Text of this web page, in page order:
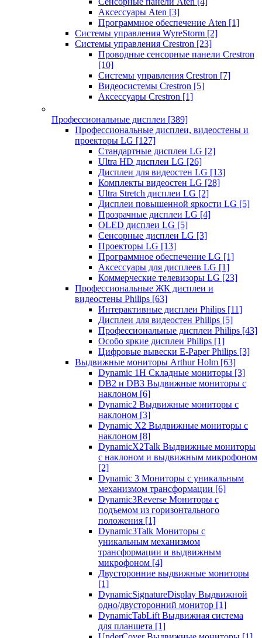
Аксессуары Aten [3]
Программное обеспечение Aten [1]
Системы управления WyreStorm [2]
Системы управления Crestron [23]
Проводные сенсорные панели Crestron
[10]
Системы управления Crestron [7]
Видеосистемы Crestron [5]
Аксессуары Crestron [1]
Профессиональные дисплеи [389]
Профессиональные дисплеи, видеостены и
проекторы LG [127]
Стандартные дисплеи LG [2]
Ultra HD дисплеи LG [26]
Дисплеи для видеостен LG [13]
Комплекты видеостен LG [28]
Ultra Stretch дисплеи LG [2]
Дисплеи повышенной яркости LG [5]
Прозрачные дисплеи LG [4]
OLED дисплеи LG [5]
Сенсорные дисплеи LG [3]
Проекторы LG [13]
Программное обеспечение LG [1]
Аксессуары для дисплеев LG [1]
Коммерческие телевизоры LG [23]
Профессиональные ЖК дисплеи и
видеостены Philips [63]
Интерактивные дисплеи Philips [11]
Дисплеи для видеостен Philips [5]
Профессиональные дисплеи Philips [43]
Особо яркие дисплеи Philips [1]
Цифровые вывески E-Paper Philips [3]
Выдвижные мониторы Arthur Holm [63]
Dynamic 1Н Складные мониторы [3]
DB2 и DB3 Выдвижные мониторы с
наклоном [6]
Dynamic2 Выдвижные мониторы с
наклоном [3]
Dynamic X2 Выдвижные мониторы с
наклоном [8]
DynamicX2Talk Выдвижные мониторы
с наклоном и выдвижным микрофоном
[2]
Dynamic 3 Мониторы с уникальным
механизмом трансформации [6]
Dynamic3Reverse Мониторы с
подъемом из горизонтального
положения [1]
Dynamic3Talk Мониторы с
уникальным механизмом
трансформации и выдвижным
микрофоном [4]
Двусторонние выдвижные мониторы
[1]
DynamicSignatureDisplay Выдвижной
одно/двусторонний монитор [1]
DynamicTabLift Выдвижная система
для планшета [1]